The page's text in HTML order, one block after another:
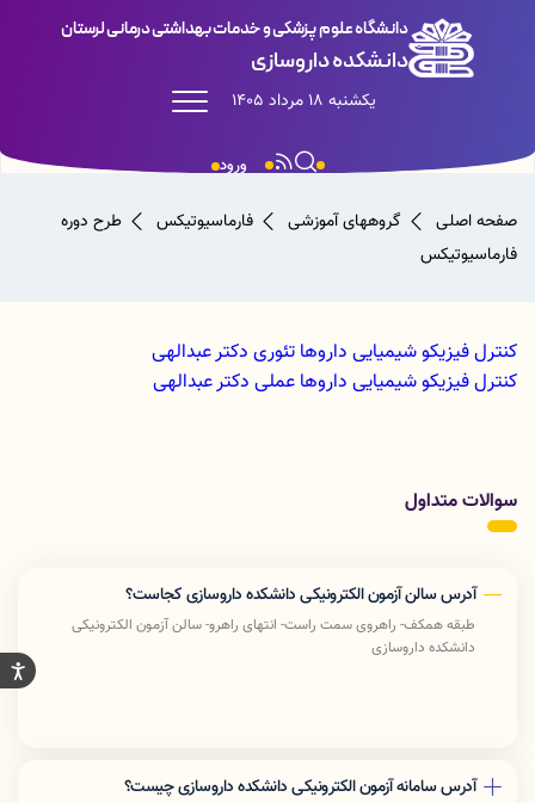
دانشگاه علوم پزشکی و خدمات بهداشتی درمانی لرستان
دانشکده داروسازی
یکشنبه 18 مرداد 1405
ورود
صفحه اصلی گروههای آموزشی فارماسیوتیکس
طرح دوره
فارماسیوتیکس
کنترل فیزیکو شیمیایی داروها تئوری دکتر عبدالهی
کنترل فیزیکو شیمیایی داروها عملی دکتر عبدالهی
سوالات متداول
آدرس سالن آزمون الکترونیکی دانشکده داروسازی کجاست؟
طبقه همکف- راهروی سمت راست- انتهای راهرو- سالن آزمون الکترونیکی
دانشکده داروسازی
آدرس سامانه آزمون الکترونیکی دانشکده داروسازی چیست؟